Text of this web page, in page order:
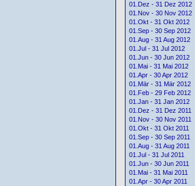
01.Dez - 31 Dez 2012
01.Nov - 30 Nov 2012
01.Okt - 31 Okt 2012
01.Sep - 30 Sep 2012
01.Aug - 31 Aug 2012
01.Jul - 31 Jul 2012
01.Jun - 30 Jun 2012
01.Mai - 31 Mai 2012
01.Apr - 30 Apr 2012
01.Mär - 31 Mär 2012
01.Feb - 29 Feb 2012
01.Jan - 31 Jan 2012
01.Dez - 31 Dez 2011
01.Nov - 30 Nov 2011
01.Okt - 31 Okt 2011
01.Sep - 30 Sep 2011
01.Aug - 31 Aug 2011
01.Jul - 31 Jul 2011
01.Jun - 30 Jun 2011
01.Mai - 31 Mai 2011
01.Apr - 30 Apr 2011